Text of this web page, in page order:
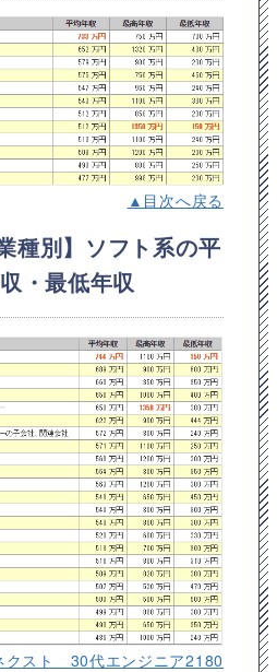
▲目次へ戻る
種別】ソフト系の平
・最低年収
クスト 30代エンジニア2180